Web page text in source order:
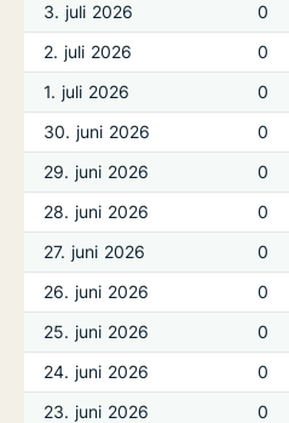
3. juli 2026
0
2. juli 2026
0
1. juli 2026
0
30. juni 2026
0
29. juni 2026
0
28. juni 2026
0
27. juni 2026
0
26. juni 2026
0
25. juni 2026
0
24. juni 2026
0
23. juni 2026
0